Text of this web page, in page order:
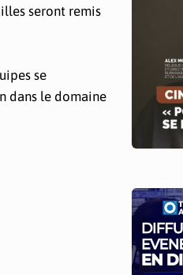
seront remis
se
dans le domaine